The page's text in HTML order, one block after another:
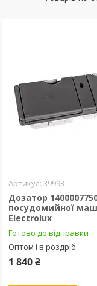
39993
Дозатор
посудомийної
Electrolux
Готово до відправки
Оптом і в роздріб
1 840 ₴